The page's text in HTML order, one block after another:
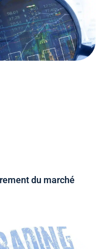
du marché